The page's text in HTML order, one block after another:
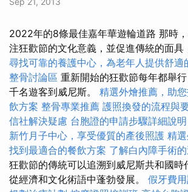
2022年的8條最佳嘉年華遊輪道路 那時
注狂歡節的文化意義，並促進傳統的面具
尋找可靠的養護中心，為老年人提供舒適
整骨討論區 重新開始的狂歡節每年都舉
千名遊客到威尼斯。 精選外燴推薦，助
飲方案 整骨專業推薦 護照換發的流程與
信社解決疑慮 台胞證的申請步驟詳細說
新竹月子中心，享受優質的產後照護 精
找到最適合的餐飲方案 了解白內障手術
狂歡節的傳統可以追溯到威尼斯共和國時
從經濟和文化術語中蓬勃發展。 假牙費